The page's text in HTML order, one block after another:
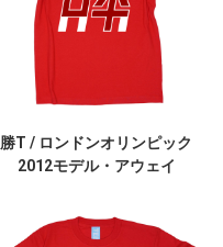
勝T / ロンドンオリンピック
2012モデル・アウェイ